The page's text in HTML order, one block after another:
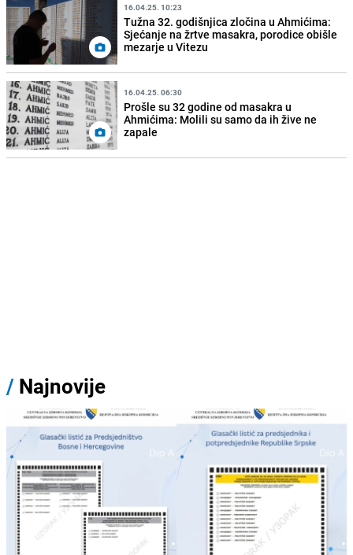
16.04.25. 10:23
Tužna 32. godišnjica zločina u Ahmićima:
Sjećanje na žrtve masakra, porodice obišle
mezarje u Vitezu
16.04.25. 06:30
Prošle su 32 godine od masakra u
Ahmićima: Molili su samo da ih žive ne
zapale
/ Najnovije